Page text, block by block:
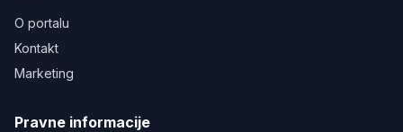
O portalu
Kontakt
Marketing
Pravne informacije